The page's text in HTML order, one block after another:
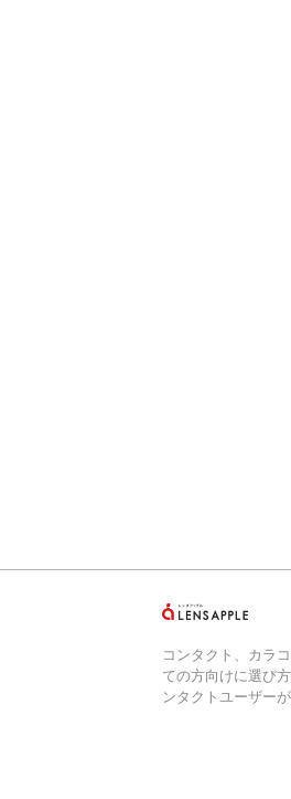
コンタクト、カラ
ての方向けに選び
ンタクトユーザー